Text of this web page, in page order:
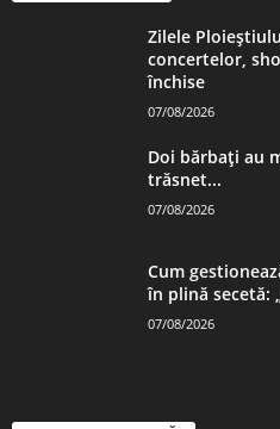
Zilele
concertelor,
închise
07/08/2026
Doi bărbați au
trăsnet...
07/08/2026
Cum
în plină secetă:
07/08/2026